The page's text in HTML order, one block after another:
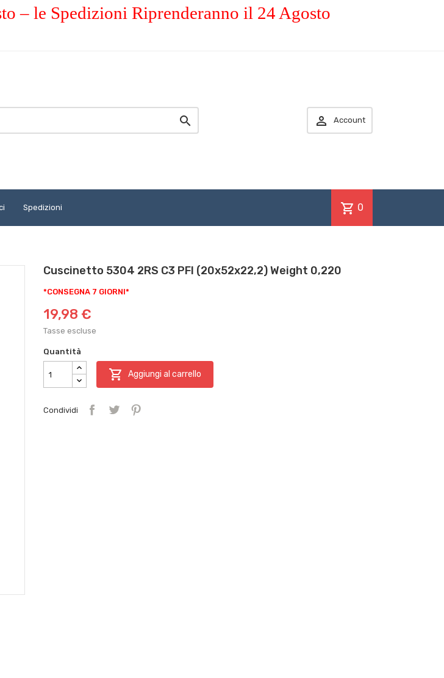
– le Spedizioni Riprenderanno il 24 Agosto
  Account
Spedizioni shopping_cart 0
Cuscinetto 5304 2RS C3 PFI (20x52x22,2) Weight 0,220
*CONSEGNA 7 GIORNI*
19,98 €
Tasse escluse
Quantità
 Aggiungi al carrello
Condividi